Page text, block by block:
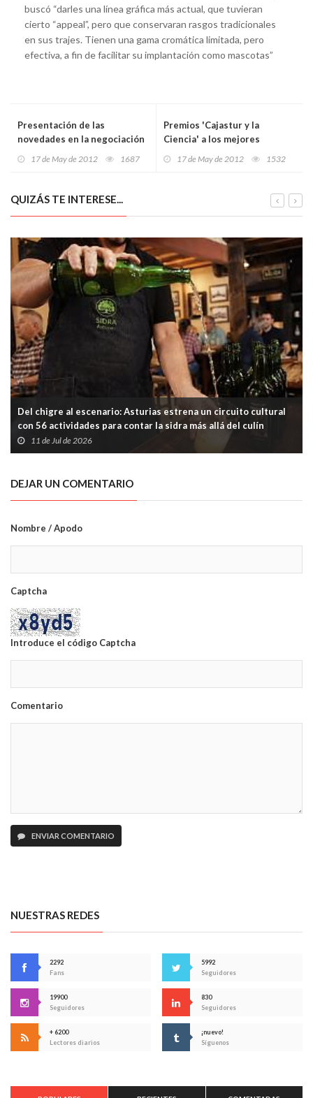
buscó “darles una línea gráfica más actual, que tuvieran
cierto “appeal”, pero que conservaran rasgos tradicionales
en sus trajes. Tienen una gama cromática limitada, pero
efectiva, a fin de facilitar su implantación como mascotas”
Presentación de las
novedades en la negociación
tras la Reforma Laboral
17 de May de 2012 1687
Premios 'Cajastur y la
Ciencia' a los mejores
programa “Ingenio y
17 de May de 2012 1532
QUIZÁS TE INTERESE...
Del chigre al escenario: Asturias estrena un circuito cultural
con 56 actividades para contar la sidra más allá del culín
11 de Jul de 2026
DEJAR UN COMENTARIO
Nombre / Apodo
Captcha
Introduce el código Captcha
Comentario
ENVIAR COMENTARIO
NUESTRAS REDES
2292
Fans
5992
Seguidores
19900
Seguidores
830
Seguidores
+ 6200
Lectores diarios
¡nuevo!
Síguenos